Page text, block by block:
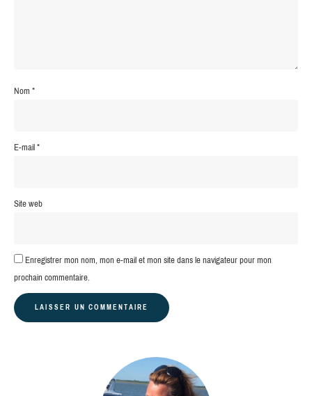
Nom*
E-mail*
Site web
Enregistrer mon nom, mon e-mail et mon site dans le navigateur pour mon
prochain commentaire.